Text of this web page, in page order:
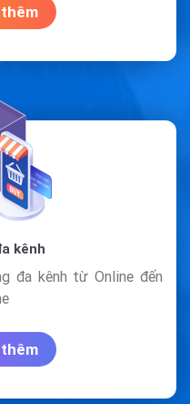
kênh
đa kênh từ Online đến